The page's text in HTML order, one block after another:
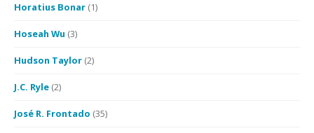
Horatius Bonar (1)
Hoseah Wu (3)
Hudson Taylor (2)
J.C. Ryle (2)
José R. Frontado (35)